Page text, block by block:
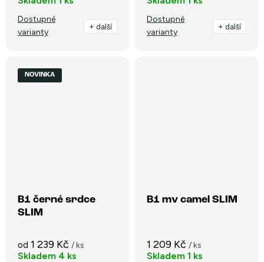
Dostupné
varianty
+ další
Dostupné
varianty
+ další
NOVINKA
B1 černé srdce
SLIM
od 1 239 Kč / ks
Skladem 4 ks
B1 mv camel SLIM
1 209 Kč / ks
Skladem 1 ks